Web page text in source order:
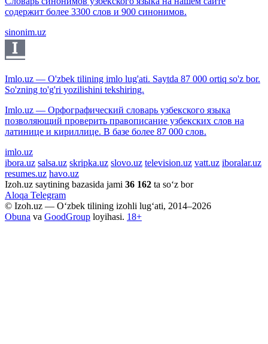
содержит более 3300 слов и 900 синонимов.
sinonim.uz
Imlo.uz — O'zbek tilining imlo lug'ati. Saytda 87 000 ortiq so'z bor.
So'zning to'g'ri yozilishini tekshiring.
Imlo.uz — Орфографический словарь узбекского языка
позволяющий проверить правописание узбекских слов на
латинице и кириллице. В базе более 87 000 слов.
imlo.uz
ibora.uz salsa.uz skripka.uz slovo.uz television.uz vatt.uz iboralar.uz
resumes.uz havo.uz
Izoh.uz saytining bazasida jami 36 162 ta so‘z bor
Aloqa Telegram
© Izoh.uz — O‘zbek tilining izohli lug‘ati, 2014–2026
Obuna va GoodGroup loyihasi. 18+